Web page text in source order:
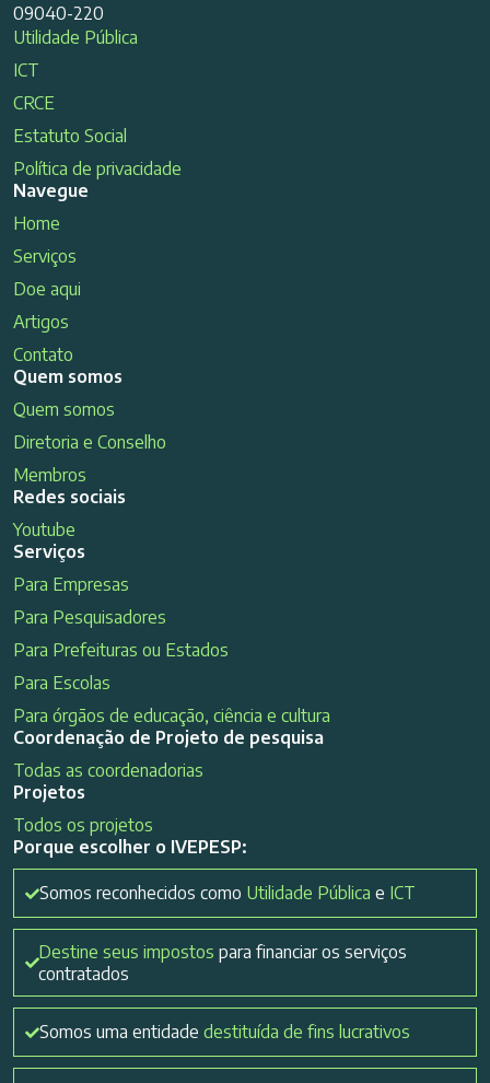
09040-220
Utilidade Pública
ICT
CRCE
Estatuto Social
Política de privacidade
Navegue
Home
Serviços
Doe aqui
Artigos
Contato
Quem somos
Quem somos
Diretoria e Conselho
Membros
Redes sociais
Youtube
Serviços
Para Empresas
Para Pesquisadores
Para Prefeituras ou Estados
Para Escolas
Para órgãos de educação, ciência e cultura
Coordenação de Projeto de pesquisa
Todas as coordenadorias
Projetos
Todos os projetos
Porque escolher o IVEPESP:
Somos reconhecidos como Utilidade Pública e ICT
Destine seus impostos para financiar os serviços
contratados
Somos uma entidade destituída de fins lucrativos